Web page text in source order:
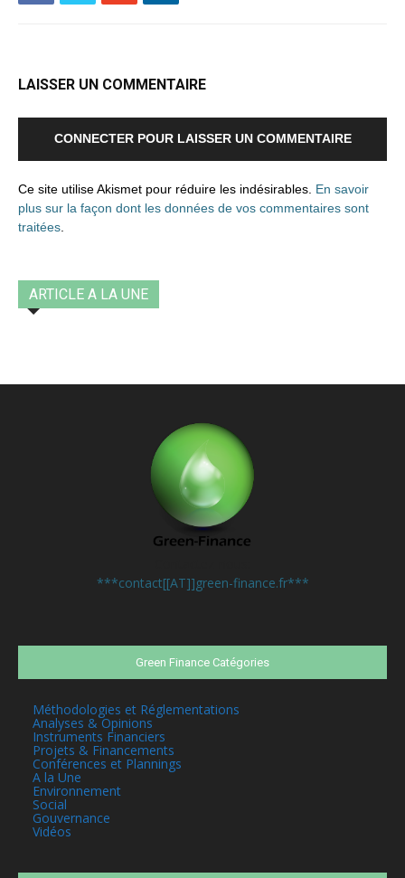
LAISSER UN COMMENTAIRE
CONNECTER POUR LAISSER UN COMMENTAIRE
Ce site utilise Akismet pour réduire les indésirables. En savoir
plus sur la façon dont les données de vos commentaires sont
traitées.
ARTICLE A LA UNE
***contact[[AT]]green-finance.fr***
Green Finance Catégories
Méthodologies et Réglementations
Analyses & Opinions
Instruments Financiers
Projets & Financements
Conférences et Plannings
A la Une
Environnement
Social
Gouvernance
Vidéos